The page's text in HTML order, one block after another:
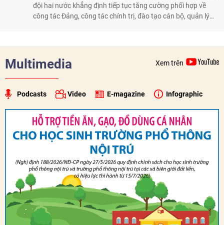
đội hai nước khẳng định tiếp tục tăng cường phối hợp về
công tác Đảng, công tác chính trị, đào tạo cán bộ, quản lý
Multimedia Xem trên
Podcasts Video E-magazine Infographic